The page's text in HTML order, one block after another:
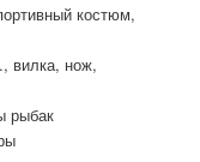
костюм,
вилка, нож,
рыбак